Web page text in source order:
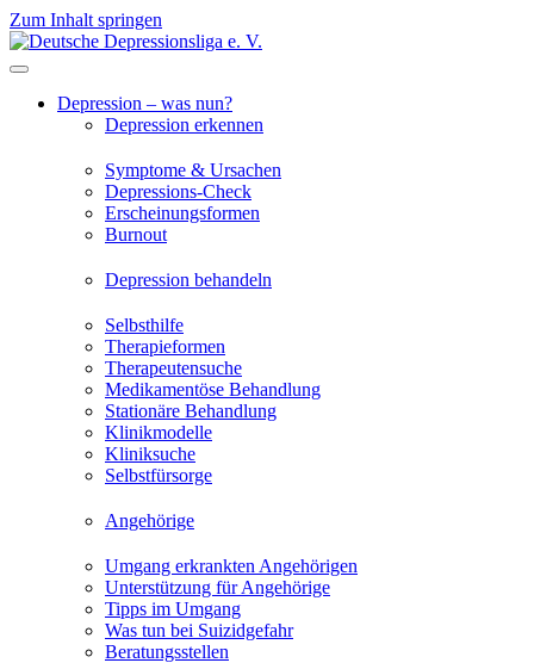
Zum Inhalt springen
Depression – was nun?
Depression erkennen
Symptome & Ursachen
Depressions-Check
Erscheinungsformen
Burnout
Depression behandeln
Selbsthilfe
Therapieformen
Therapeutensuche
Medikamentöse Behandlung
Stationäre Behandlung
Klinikmodelle
Kliniksuche
Selbstfürsorge
Angehörige
Umgang erkrankten Angehörigen
Unterstützung für Angehörige
Tipps im Umgang
Was tun bei Suizidgefahr
Beratungsstellen